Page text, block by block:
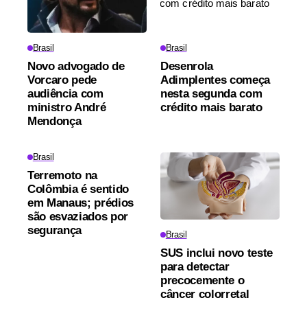
Brasil
Novo advogado de
Vorcaro pede
audiência com
ministro André
Mendonça
Brasil
Desenrola
Adimplentes começa
nesta segunda com
crédito mais barato
Brasil
Terremoto na
Colômbia é sentido
em Manaus; prédios
são esvaziados por
segurança
Brasil
SUS inclui novo teste
para detectar
precocemente o
câncer colorretal